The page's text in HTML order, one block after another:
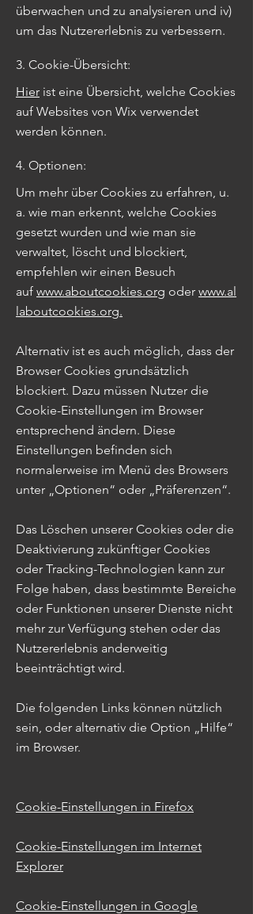
überwachen und zu analysieren und iv)
um das Nutzererlebnis zu verbessern.
3. Cookie-Übersicht:
Hier ist eine Übersicht, welche Cookies
auf Websites von Wix verwendet
werden können.
4. Optionen:
Um mehr über Cookies zu erfahren, u.
a. wie man erkennt, welche Cookies
gesetzt wurden und wie man sie
verwaltet, löscht und blockiert,
empfehlen wir einen Besuch
auf www.aboutcookies.org oder www.al
laboutcookies.org.
Alternativ ist es auch möglich, dass der
Browser Cookies grundsätzlich
blockiert. Dazu müssen Nutzer die
Cookie-Einstellungen im Browser
entsprechend ändern. Diese
Einstellungen befinden sich
normalerweise im Menü des Browsers
unter „Optionen“ oder „Präferenzen“.
Das Löschen unserer Cookies oder die
Deaktivierung zukünftiger Cookies
oder Tracking-Technologien kann zur
Folge haben, dass bestimmte Bereiche
oder Funktionen unserer Dienste nicht
mehr zur Verfügung stehen oder das
Nutzererlebnis anderweitig
beeinträchtigt wird.
Die folgenden Links können nützlich
sein, oder alternativ die Option „Hilfe“
im Browser.
Cookie-Einstellungen in Firefox
Cookie-Einstellungen im Internet
Explorer
Cookie-Einstellungen in Google